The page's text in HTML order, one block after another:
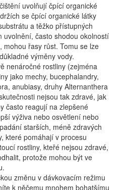
uvolňují čpící organické
se čpící organické látky
a těžko přístupných
uvolnění, často shodou okolností
mohou řasy růst. Tomu se lze
výměny vody.
nenáročné rostliny (zejména
jako mechy, bucephalandry,
anubiasy, druhy Alternanthera
nejsou tak zdravé, jak
často reagují na zlepšené
výživa nebo osvětlení nebo
starších, méně zdravých
které pomáhají v procesu
rostliny, kteřé nejsou zdravé,
protože mohou být ve
změnu v dávkovacím režimu
k něčemu mnohem bohatšímu